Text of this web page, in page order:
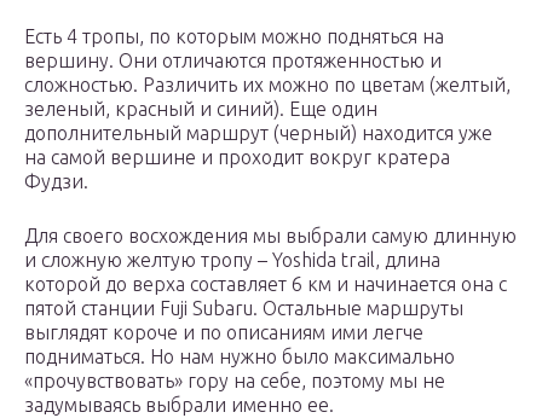
Есть 4 тропы, по которым можно подняться на
вершину. Они отличаются протяженностью и
сложностью. Различить их можно по цветам (желтый,
зеленый, красный и синий). Еще один
дополнительный маршрут (черный) находится уже
на самой вершине и проходит вокруг кратера
Фудзи.
Для своего восхождения мы выбрали самую длинную
и сложную желтую тропу – Yoshida trail, длина
которой до верха составляет 6 км и начинается она с
пятой станции Fuji Subaru. Остальные маршруты
выглядят короче и по описаниям ими легче
подниматься. Но нам нужно было максимально
«прочувствовать» гору на себе, поэтому мы не
задумываясь выбрали именно ее.